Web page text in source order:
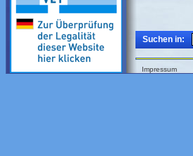
Suchen in:
Impressum